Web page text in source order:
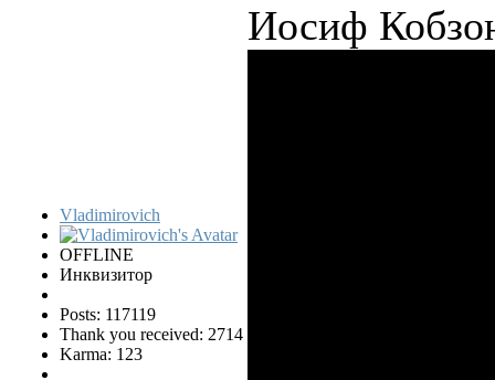
Vladimirovich
OFFLINE
Инквизитор
Posts: 117119
Thank you received: 2714
Karma: 123
Иосиф